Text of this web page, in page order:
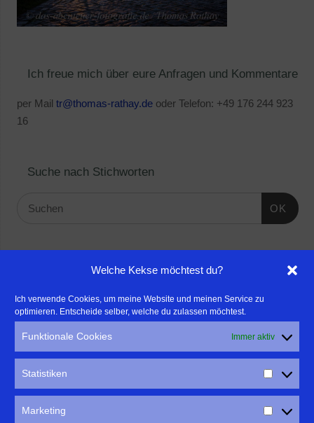
Welche Kekse möchtest du?
Ich verwende Cookies, um meine Website und meinen Service zu
optimieren. Entscheide selber, welche du zulassen möchtest.
Funktionale Cookies Immer aktiv
Statistiken
Marketing
Ich freue mich über eure Anfragen und Kommentare
per Mail tr@thomas-rathay.deoder Telefon: +49 176 244 923
16
Suche nach Stichworten
OK
- Für professionelle Fotografen, die ihre Stärken mehr in den
Fokus rücken wollen, empfehle ich eine Beratung durch Frau
Dr. Martina Mettner